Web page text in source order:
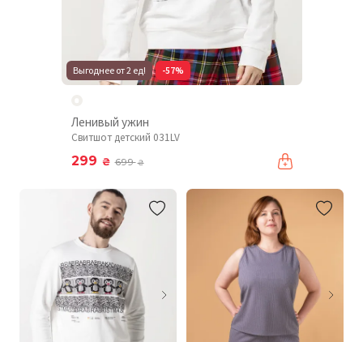
Выгоднее от 2 ед! -57%
Ленивый ужин
Свитшот детский 031LV
299 ₴ 699₴